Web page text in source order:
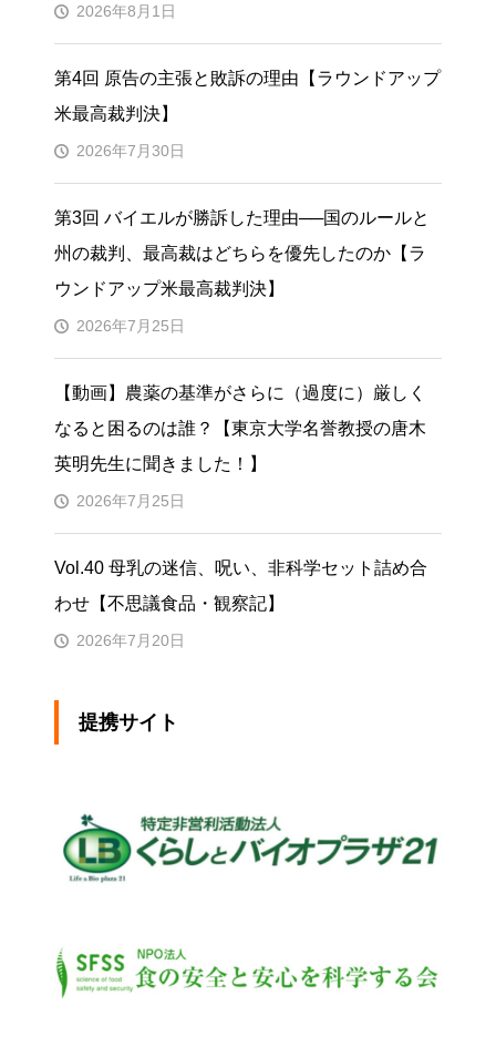
2026年8月1日
第4回 原告の主張と敗訴の理由【ラウンドアップ
米最高裁判決】
2026年7月30日
第3回 バイエルが勝訴した理由──国のルールと
州の裁判、最高裁はどちらを優先したのか【ラ
ウンドアップ米最高裁判決】
2026年7月25日
【動画】農薬の基準がさらに（過度に）厳しく
なると困るのは誰？【東京大学名誉教授の唐木
英明先生に聞きました！】
2026年7月25日
Vol.40 母乳の迷信、呪い、非科学セット詰め合
わせ【不思議食品・観察記】
2026年7月20日
提携サイト